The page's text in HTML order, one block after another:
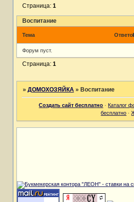
Воспитание
Страница: 1
Тема
Форум пуст.
Страница: 1
» ДОМОХОЗЯЙКА » Воспитание
Создать сайт бесплатно ·Каталог
бесплатно ·